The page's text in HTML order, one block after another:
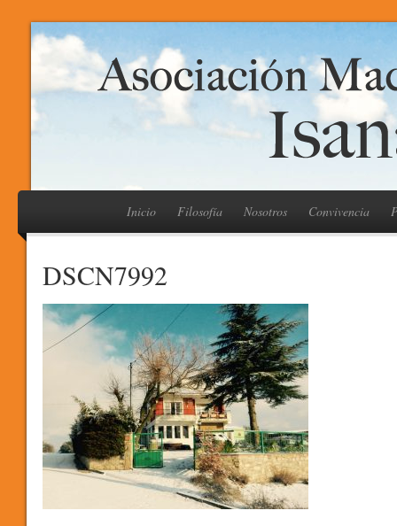
Inicio Filosofía Nosotros Convivencia
DSCN7992